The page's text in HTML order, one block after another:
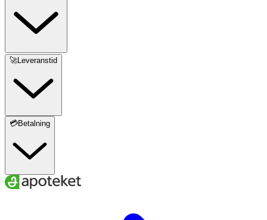
🚀Leveranstid
💳Betalning